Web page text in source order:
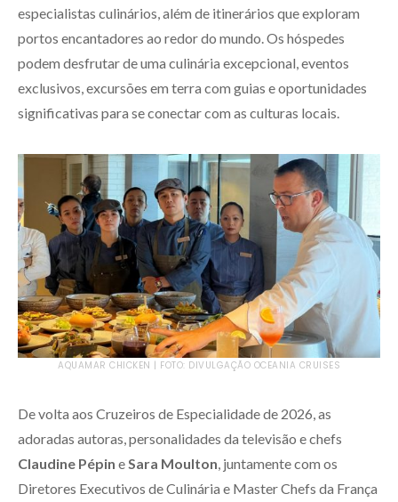
especialistas culinários, além de itinerários que exploram
portos encantadores ao redor do mundo. Os hóspedes
podem desfrutar de uma culinária excepcional, eventos
exclusivos, excursões em terra com guias e oportunidades
significativas para se conectar com as culturas locais.
AQUAMAR CHICKEN | FOTO: DIVULGAÇÃO OCEANIA CRUISES
De volta aos Cruzeiros de Especialidade de 2026, as
adoradas autoras, personalidades da televisão e chefs
Claudine Pépin eSara Moulton, juntamente com os
Diretores Executivos de Culinária e Master Chefs da França